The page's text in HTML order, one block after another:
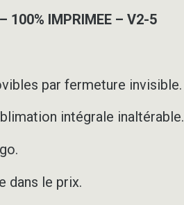
100% IMPRIMEE – V2-5
par fermeture invisible.
intégrale inaltérable.
dans le prix.